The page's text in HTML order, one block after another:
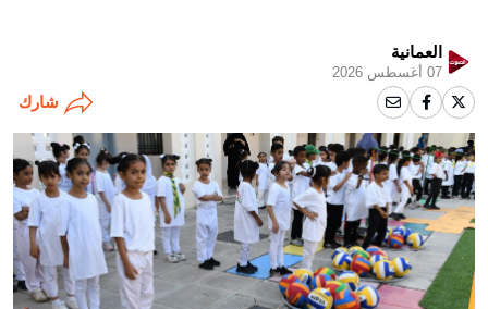
العمانية
07 أغسطس 2026
شارك